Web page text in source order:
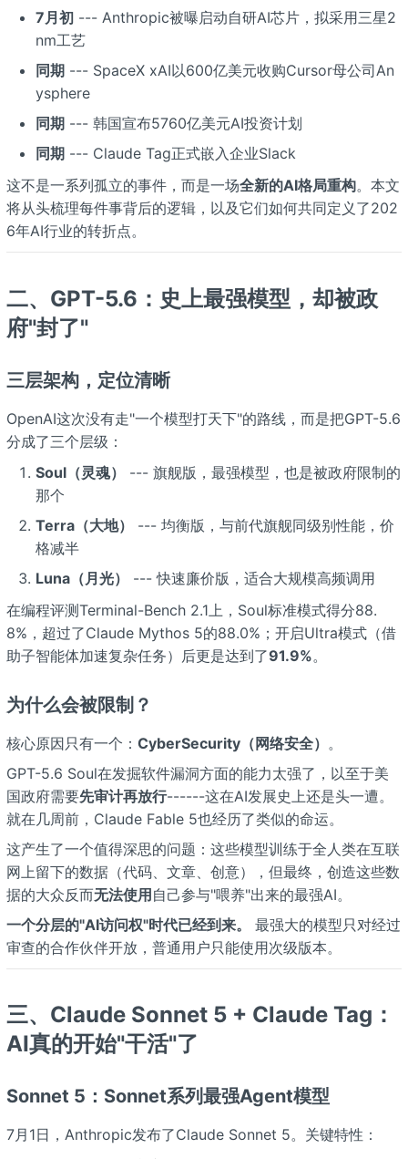
7月初--- Anthropic被曝启动自研AI芯片，拟采用三星2
nm工艺
同期--- SpaceX xAI以600亿美元收购Cursor母公司An
ysphere
同期--- 韩国宣布5760亿美元AI投资计划
同期--- Claude Tag正式嵌入企业Slack
这不是一系列孤立的事件，而是一场全新的AI格局重构。本文
将从头梳理每件事背后的逻辑，以及它们如何共同定义了202
6年AI行业的转折点。
二、GPT-5.6：史上最强模型，却被政
府"封了"
三层架构，定位清晰
OpenAI这次没有走"一个模型打天下"的路线，而是把GPT-5.6
分成了三个层级：
Soul（灵魂）
--- 旗舰版，最强模型，也是被政府限制的
那个
Terra（大地）
--- 均衡版，与前代旗舰同级别性能，价
格减半
Luna（月光）
--- 快速廉价版，适合大规模高频调用
在编程评测Terminal-Bench 2.1上，Soul标准模式得分88.
8%，超过了Claude Mythos 5的88.0%；开启Ultra模式（借
助子智能体加速复杂任务）后更是达到了91.9%。
为什么会被限制？
核心原因只有一个： CyberSecurity（网络安全） 。
GPT-5.6 Soul在发掘软件漏洞方面的能力太强了，以至于美
国政府需要先审计再放行------这在AI发展史上还是头一遭。
就在几周前，Claude Fable 5也经历了类似的命运。
这产生了一个值得深思的问题：这些模型训练于全人类在互联
网上留下的数据（代码、文章、创意），但最终，创造这些数
据的大众反而无法使用自己参与"喂养"出来的最强AI。
一个分层的"AI访问权"时代已经到来。
最强大的模型只对经过
审查的合作伙伴开放，普通用户只能使用次级版本。
三、Claude Sonnet 5 + Claude Tag：
AI真的开始"干活"了
Sonnet 5：Sonnet系列最强Agent模型
7月1日，Anthropic发布了Claude Sonnet 5。关键特性：